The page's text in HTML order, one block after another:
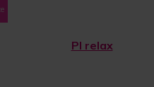
PI relax